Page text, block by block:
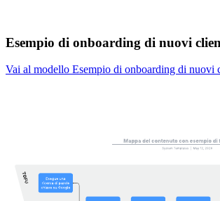
Esempio di onboarding di nuovi
Vai al modello Esempio di onboarding di nuovi